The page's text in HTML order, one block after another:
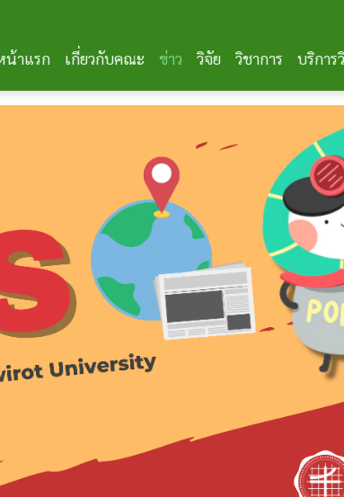
น้าแรก เกี่ยวกับคณะ ข่าว วิจัย วิชาการ บริการ